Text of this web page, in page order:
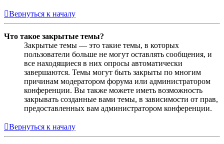
Вернуться к началу
Что такое закрытые темы?
Закрытые темы — это такие темы, в которых
пользователи больше не могут оставлять сообщения, и
все находящиеся в них опросы автоматически
завершаются. Темы могут быть закрыты по многим
причинам модератором форума или администратором
конференции. Вы также можете иметь возможность
закрывать созданные вами темы, в зависимости от прав,
предоставленных вам администратором конференции.
Вернуться к началу